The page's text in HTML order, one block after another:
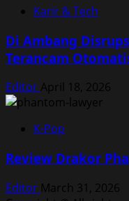
Karir & Tech
Di Ambang
Terancam
Editor April 18, 2026
K-Pop
Review Drakor
Editor March 31, 2026